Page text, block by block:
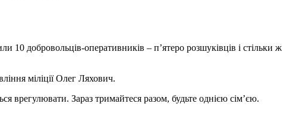
10 добровольців-оперативників – п’ятеро розшуківців і стільки ж
міліції Олег Ляхович.
врегулювати. Зараз тримайтеся разом, будьте однією сім’єю.